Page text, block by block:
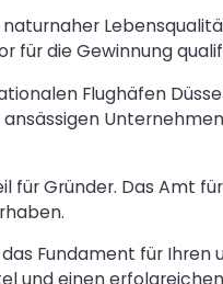
die Gewinnung
Flughäfen
für Gründer. Das Amt
Fundament für